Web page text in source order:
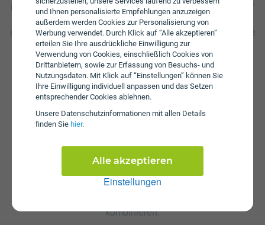
und Ihnen personalisierte Empfehlungen anzuzeigen
außerdem werden Cookies zur Personalisierung von
Werbung verwendet. Durch Klick auf “Alle akzeptieren”
erteilen Sie Ihre ausdrückliche Einwilligung zur
Verwendung von Cookies, einschließlich Cookies von
Drittanbietern, sowie zur Erfassung von Besuchs- und
Nutzungsdaten. Mit Klick auf “Einstellungen” können Sie
Ihre Einwilligung individuell anpassen und das Setzen
entsprechender Cookies ablehnen.
Unsere Daten­schutz­informationen mit allen Details
finden Sie hier.
Einstellungen
Alle akzeptieren
Hörbi hinzugenommen werden, um wieder mobilen Zugriff
auf das Internet zu haben. Zusätzlich fällt beim Hörbi 30
eine Aktivierungsgebühr in Höhe von € 0 an. Es wird keine
Servicepauschale erhoben.
Zusatzpakete
Hörbi 30 ist mit verschiedenen Zusatzangeboten
erweiterbar. Mehr über kombinierbare Zusatzprodukte
erfahren Sie in unserm Handytarif-Rechner. Dort können
kombinieren.